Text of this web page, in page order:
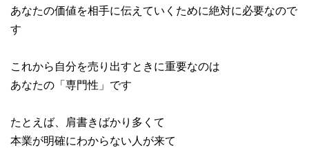
あなたの価値を相手に伝えていくために絶対に必要なので
す
これから自分を売り出すときに重要なのは
あなたの「専門性」です
たとえば、肩書きばかり多くて
本業が明確にわからない人が来て